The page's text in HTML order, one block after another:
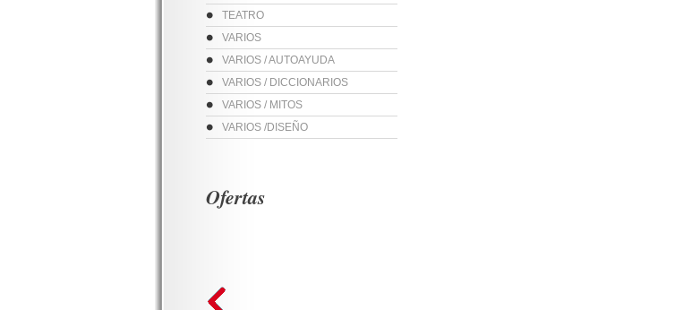
TEATRO
VARIOS
VARIOS / AUTOAYUDA
VARIOS / DICCIONARIOS
VARIOS / MITOS
VARIOS /DISEÑO
Ofertas